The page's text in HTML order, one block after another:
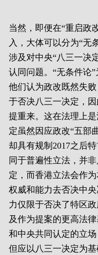
当然，即便在“重启政
入，大体可以分为“无
涉及对中央“八三一决
认同问题。“无条件论
他们认为政改既然失
于否决八三一决定，
提重来。这在法理上
定虽然因应政改“五部
却具有规制2017之后
同于普遍性立法，并
定，而香港立法会作
权威和能力去否决中
力仅限于否决了特区
及作为提案的更高法
和中央共同认定的立
但应以八三一决定为基